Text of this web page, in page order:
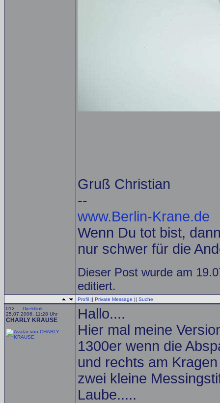
Gruß Christian
--
www.Berlin-Krane.de
Wenn Du tot bist,
nur schwer für die
Dieser Post wurde am
editiert.
Profil || Private Message || Suche
012 — Direktlink
25.07.2006, 11:28 Uhr
CHARLY KRAUSE
Hallo....
Hier mal meine
1300er wenn die
und rechts am
zwei kleine
Laube.....